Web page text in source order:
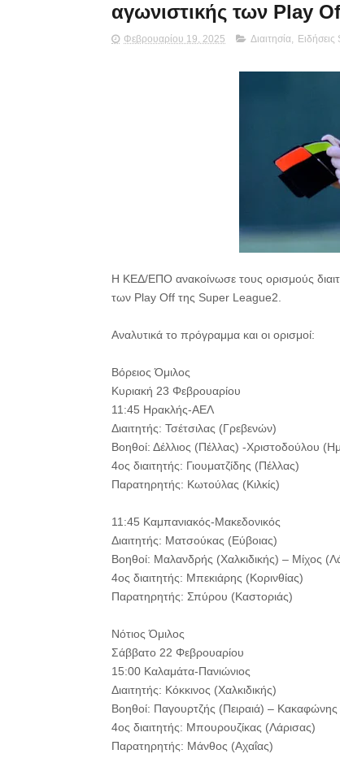
αγωνιστικής των Play
Φεβρουαρίου 19, 2025 Διαιτησία, Ειδήσεις
Η ΚΕΔ/ΕΠΟ ανακοίνωσε τους ορισμούς
των Play Off της Super League2.
Αναλυτικά το πρόγραμμα και οι ορισμοί:
Βόρειος Όμιλος
Κυριακή 23 Φεβρουαρίου
11:45 Ηρακλής-ΑΕΛ
Διαιτητής: Τσέτσιλας (Γρεβενών)
Βοηθοί: Δέλλιος (Πέλλας) -Χριστοδούλου
4ος διαιτητής: Γιουματζίδης (Πέλλας)
Παρατηρητής: Κωτούλας (Κιλκίς)
11:45 Καμπανιακός-Μακεδονικός
Διαιτητής: Ματσούκας (Εύβοιας)
Βοηθοί: Μαλανδρής (Χαλκιδικής) – Μίχος
4ος διαιτητής: Μπεκιάρης (Κορινθίας)
Παρατηρητής: Σπύρου (Καστοριάς)
Νότιος Όμιλος
Σάββατο 22 Φεβρουαρίου
15:00 Καλαμάτα-Πανιώνιος
Διαιτητής: Κόκκινος (Χαλκιδικής)
Βοηθοί: Παγουρτζής (Πειραιά) – Κακαφώνης
4ος διαιτητής: Μπουρουζίκας (Λάρισας)
Παρατηρητής: Μάνθος (Αχαΐας)